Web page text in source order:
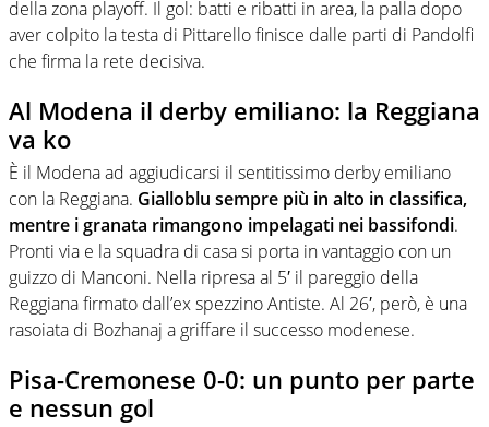
della zona playoff. Il gol: batti e ribatti in area, la palla dopo
aver colpito la testa di Pittarello finisce dalle parti di Pandolfi
che firma la rete decisiva.
Al Modena il derby emiliano: la Reggiana
va ko
È il Modena ad aggiudicarsi il sentitissimo derby emiliano
con la Reggiana. Gialloblu sempre più in alto in classifica,
mentre i granata rimangono impelagati nei bassifondi.
Pronti via e la squadra di casa si porta in vantaggio con un
guizzo di Manconi. Nella ripresa al 5′ il pareggio della
Reggiana firmato dall’ex spezzino Antiste. Al 26′, però, è una
rasoiata di Bozhanaj a griffare il successo modenese.
Pisa-Cremonese 0-0: un punto per parte
e nessun gol